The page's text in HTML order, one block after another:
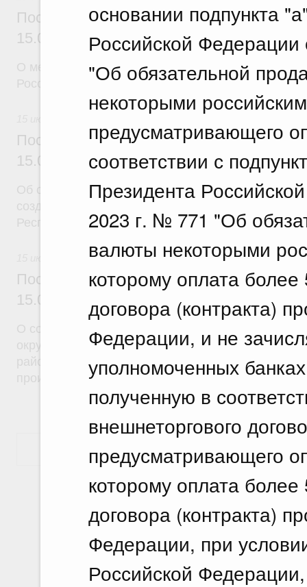
основании подпункта
Российской Федерации
"Об обязательной
некоторыми
предусматривающего
соответствии с
Президента
2023 г. № 771 "Об
валюты некоторыми
которому оплата
договора (контракта)
Федерации, и не
уполномоченных
полученную в
внешнеторгового
предусматривающего
которому оплата
договора (контракта)
Федерации, при
Российской
Постановление Правительства
15.07.2026 г. № 888
О мерах по реализации некоторых решений
Российской Федерации
Постановление Правительства
15.07.2026 г. № 890
Об особой экономической зоне промышленно-
созданной на территории Заинского
Республики Татарстан
Постановление Правительства
15.07.2026 г. № 891
О создании на территориях муниципальных
округ город Саяногорск Республики Хакасия и
район Республики Хакасия особой
производственного типа
Показать еще